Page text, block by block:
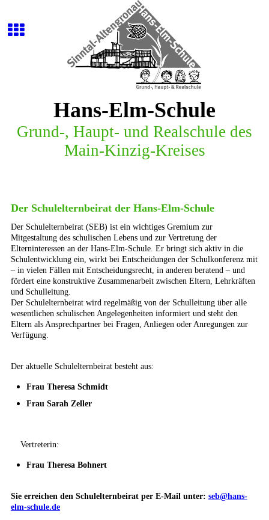
Hans-Elm-Schule
Grund-, Haupt- und Realschule des
Main-Kinzig-Kreises
Der Schulelternbeirat der Hans-Elm-Schule
Der Schulelternbeirat (SEB) ist ein wichtiges Gremium zur
Mitgestaltung des schulischen Lebens und zur Vertretung der
Elterninteressen an der Hans-Elm-Schule. Er bringt sich aktiv in die
Schulentwicklung ein, wirkt bei Entscheidungen der Schulkonferenz mit
– in vielen Fällen mit Entscheidungsrecht, in anderen beratend – und
fördert eine konstruktive Zusammenarbeit zwischen Eltern, Lehrkräften
und Schulleitung.
Der Schulelternbeirat wird regelmäßig von der Schulleitung über alle
wesentlichen schulischen Angelegenheiten informiert und steht den
Eltern als Ansprechpartner bei Fragen, Anliegen oder Anregungen zur
Verfügung.
Der aktuelle Schulelternbeirat besteht aus:
Frau Theresa Schmidt
Frau Sarah Zeller
Vertreterin:
Frau Theresa Bohnert
Sie erreichen den Schulelternbeirat per E-Mail unter: seb@hans-
elm-schule.de